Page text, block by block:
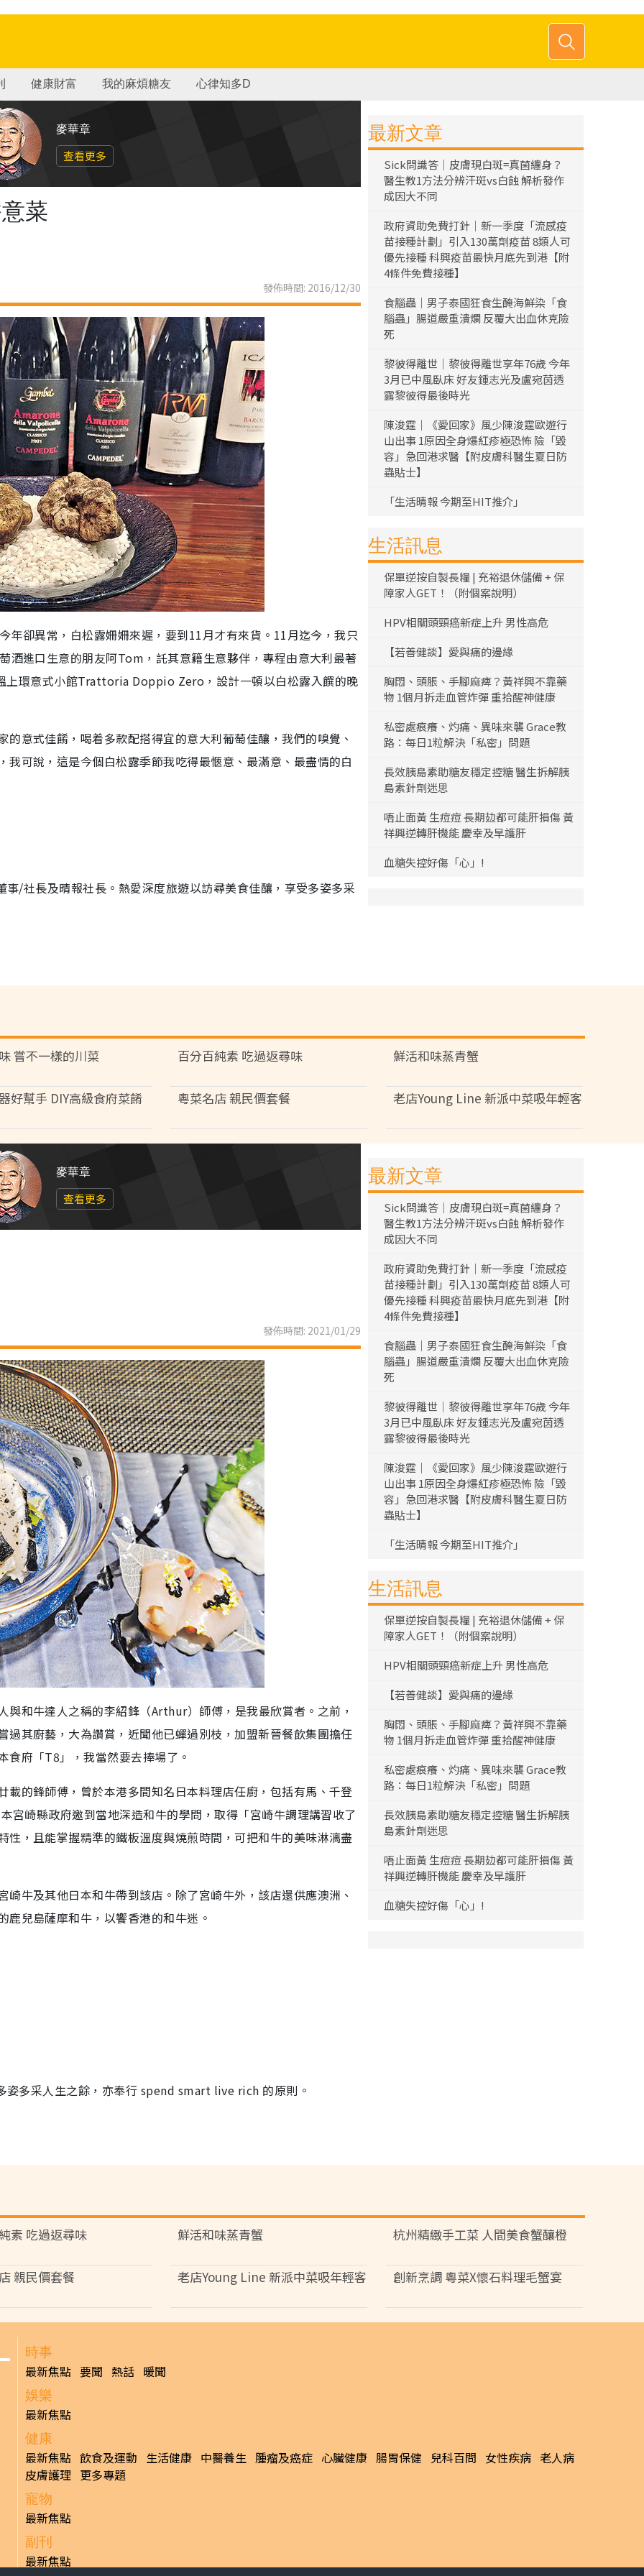
健康財富 我的麻煩糖友 心律知多D
麥華章
查看更多
菜
發佈時間: 2016/12/30
年卻異常，白松露姍姍來遲，要到11月才有來貨。11月迄今，我只
酒進口生意的朋友阿Tom，託其意籍生意夥伴，專程由意大利最著
環意式小館Trattoria Doppio Zero，設計一頓以白松露入饌的晚
意式佳餚，喝着多款配搭得宜的意大利葡萄佳釀，我們的嗅覺、
可說，這是今個白松露季節我吃得最愜意、最滿意、最盡情的白
/社長及晴報社長。熱愛深度旅遊以訪尋美食佳釀，享受多姿多采
最新文章
Sick問識答｜皮膚現白斑=真菌纏身？
醫生教1方法分辨汗斑vs白蝕 解析發作
成因大不同
政府資助免費打針｜新一季度「流感疫
苗接種計劃」引入130萬劑疫苗 8類人可
優先接種 科興疫苗最快月底先到港【附
4條件免費接種】
食腦蟲｜男子泰國狂食生醃海鮮染「食
腦蟲」腸道嚴重潰爛 反覆大出血休克險
死
黎彼得離世｜黎彼得離世享年76歲 今年
3月已中風臥床 好友鍾志光及盧宛茵透
露黎彼得最後時光
陳浚霆｜《愛回家》風少陳浚霆歐遊行
山出事 1原因全身爆紅疹極恐怖 險「毀
容」急回港求醫【附皮膚科醫生夏日防
蟲貼士】
「生活晴報 今期至HIT推介」
生活訊息
保單逆按自製長糧 | 充裕退休儲備 + 保
障家人GET！（附個案說明）
HPV相關頭頸癌新症上升 男性高危
【若善健談】愛與痛的邊緣
胸悶、頭脹、手腳麻痺？黃祥興不靠藥
物 1個月拆走血管炸彈 重拾醒神健康
私密處痕癢、灼痛、異味來襲 Grace教
路：每日1粒解決「私密」問題
長效胰島素助糖友穩定控糖 醫生拆解胰
島素針劑迷思
唔止面黃 生痘痘 長期攰都可能肝損傷 黃
祥興逆轉肝機能 慶幸及早護肝
血糖失控好傷「心」!
嘗不一樣的川菜 百分百純素 吃過返尋味 鮮活和味蒸青蟹
好幫手 DIY高級食府菜餚 粵菜名店 親民價套餐 老店Young Line 新派中菜吸年輕客
麥華章
查看更多
發佈時間: 2021/01/29
和牛達人之稱的李紹鋒（Arthur）師傅，是我最欣賞者。之前，
其廚藝，大為讚賞，近聞他已蟬過別枝，加盟新晉餐飲集團擔任
食府「T8」，我當然要去捧場了。
的鋒師傅，曾於本港多間知名日本料理店任廚，包括有馬、千登
宮崎縣政府邀到當地深造和牛的學問，取得「宮崎牛調理講習收了
，且能掌握精準的鐵板溫度與燒煎時間，可把和牛的美味淋漓盡
牛及其他日本和牛帶到該店。除了宮崎牛外，該店還供應澳洲、
兒島薩摩和牛，以饗香港的和牛迷。
姿多采人生之餘，亦奉行 spend smart live rich 的原則。
最新文章
Sick問識答｜皮膚現白斑=真菌纏身？
醫生教1方法分辨汗斑vs白蝕 解析發作
成因大不同
政府資助免費打針｜新一季度「流感疫
苗接種計劃」引入130萬劑疫苗 8類人可
優先接種 科興疫苗最快月底先到港【附
4條件免費接種】
食腦蟲｜男子泰國狂食生醃海鮮染「食
腦蟲」腸道嚴重潰爛 反覆大出血休克險
死
黎彼得離世｜黎彼得離世享年76歲 今年
3月已中風臥床 好友鍾志光及盧宛茵透
露黎彼得最後時光
陳浚霆｜《愛回家》風少陳浚霆歐遊行
山出事 1原因全身爆紅疹極恐怖 險「毀
容」急回港求醫【附皮膚科醫生夏日防
蟲貼士】
「生活晴報 今期至HIT推介」
生活訊息
保單逆按自製長糧 | 充裕退休儲備 + 保
障家人GET！（附個案說明）
HPV相關頭頸癌新症上升 男性高危
【若善健談】愛與痛的邊緣
胸悶、頭脹、手腳麻痺？黃祥興不靠藥
物 1個月拆走血管炸彈 重拾醒神健康
私密處痕癢、灼痛、異味來襲 Grace教
路：每日1粒解決「私密」問題
長效胰島素助糖友穩定控糖 醫生拆解胰
島素針劑迷思
唔止面黃 生痘痘 長期攰都可能肝損傷 黃
祥興逆轉肝機能 慶幸及早護肝
血糖失控好傷「心」!
素 吃過返尋味 鮮活和味蒸青蟹 杭州精緻手工菜 人間美食蟹釀橙
親民價套餐 老店Young Line 新派中菜吸年輕客 創新烹調 粵菜X懷石料理毛蟹宴
時事
最新焦點 要聞 熱話 暖聞
娛樂
最新焦點
健康
最新焦點 飲食及運動 生活健康 中醫養生 腫瘤及癌症 心臟健康 腸胃保健 兒科百問 女性疾病 老人病
皮膚護理 更多專題
寵物
最新焦點
副刊
最新焦點